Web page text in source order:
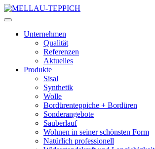
Unternehmen
Qualität
Referenzen
Aktuelles
Produkte
Sisal
Synthetik
Wolle
Bordürenteppiche + Bordüren
Sonderangebote
Sauberlauf
Wohnen in seiner schönsten Form
Natürlich professionell